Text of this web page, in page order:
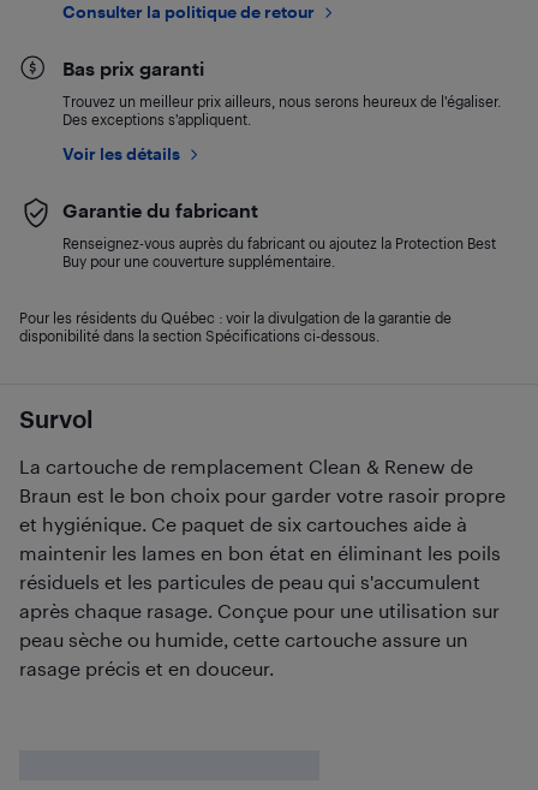
Survol
La cartouche de remplacement Clean & Renew de
Braun est le bon choix pour garder votre rasoir propre
et hygiénique. Ce paquet de six cartouches aide à
maintenir les lames en bon état en éliminant les poils
résiduels et les particules de peau qui s'accumulent
après chaque rasage. Conçue pour une utilisation sur
peau sèche ou humide, cette cartouche assure un
rasage précis et en douceur.
Consulter la politique de retour
Bas prix garanti
Trouvez un meilleur prix ailleurs, nous serons heureux de l’égaliser.
Des exceptions s’appliquent.
Voir les détails
Garantie du fabricant
Renseignez-vous auprès du fabricant ou ajoutez la Protection Best
Buy pour une couverture supplémentaire.
Pour les résidents du Québec : voir la divulgation de la garantie de
disponibilité dans la section Spécifications ci-dessous.